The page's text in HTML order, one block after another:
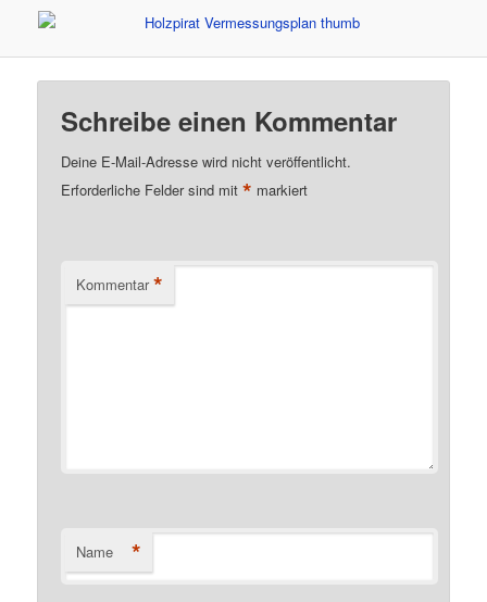
Schreibe einen Kommentar
Deine E-Mail-Adresse wird nicht veröffentlicht.
Erforderliche Felder sind mit* markiert
Kommentar *
Name *